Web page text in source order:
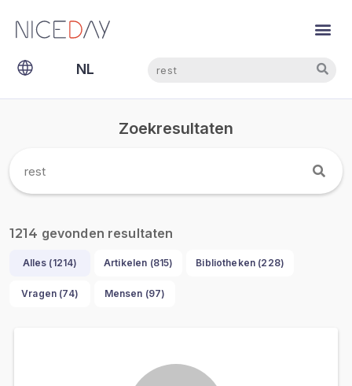
NL
EN
Zoekresultaten
1214 gevonden resultaten
Alles (1214) Artikelen (815) Bibliotheken (228)
Vragen (74) Mensen (97)